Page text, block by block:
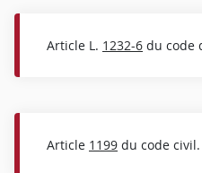
Article L. 1232-6 du code
Article 1199 du code civil.